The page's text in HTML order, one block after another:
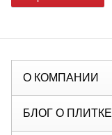
О КОМПАНИИ
БЛОГ О ПЛИТКЕ